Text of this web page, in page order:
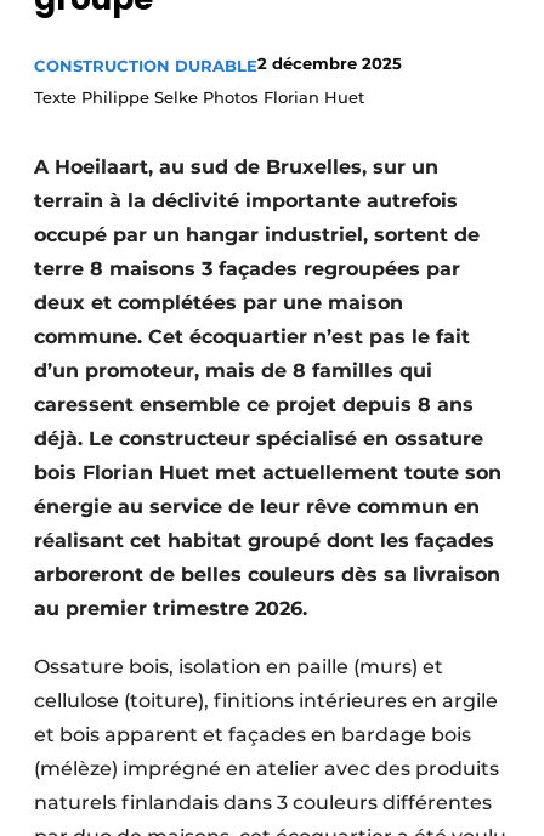
Video’s
Construction bois
Contrôle d’accès
Éclairage
Fondations
Façades
Géotextiles
Infrastructures souterraines et égouttage
Protection solaire
Rénovation
Sécurité incendie
Software
Techniques ferroviaires
CONSTRUCTION DURABLE2 décembre 2025
Texte Philippe Selke Photos Florian Huet
A Hoeilaart, au sud de Bruxelles, sur un
terrain à la déclivité importante autrefois
occupé par un hangar industriel, sortent de
terre 8 maisons 3 façades regroupées par
deux et complétées par une maison
commune. Cet écoquartier n’est pas le fait
d’un promoteur, mais de 8 familles qui
caressent ensemble ce projet depuis 8 ans
déjà. Le constructeur spécialisé en ossature
bois Florian Huet met actuellement toute son
énergie au service de leur rêve commun en
réalisant cet habitat groupé dont les façades
arboreront de belles couleurs dès sa livraison
au premier trimestre 2026.
Ossature bois, isolation en paille (murs) et
cellulose (toiture), finitions intérieures en argile
et bois apparent et façades en bardage bois
(mélèze) imprégné en atelier avec des produits
naturels finlandais dans 3 couleurs différentes